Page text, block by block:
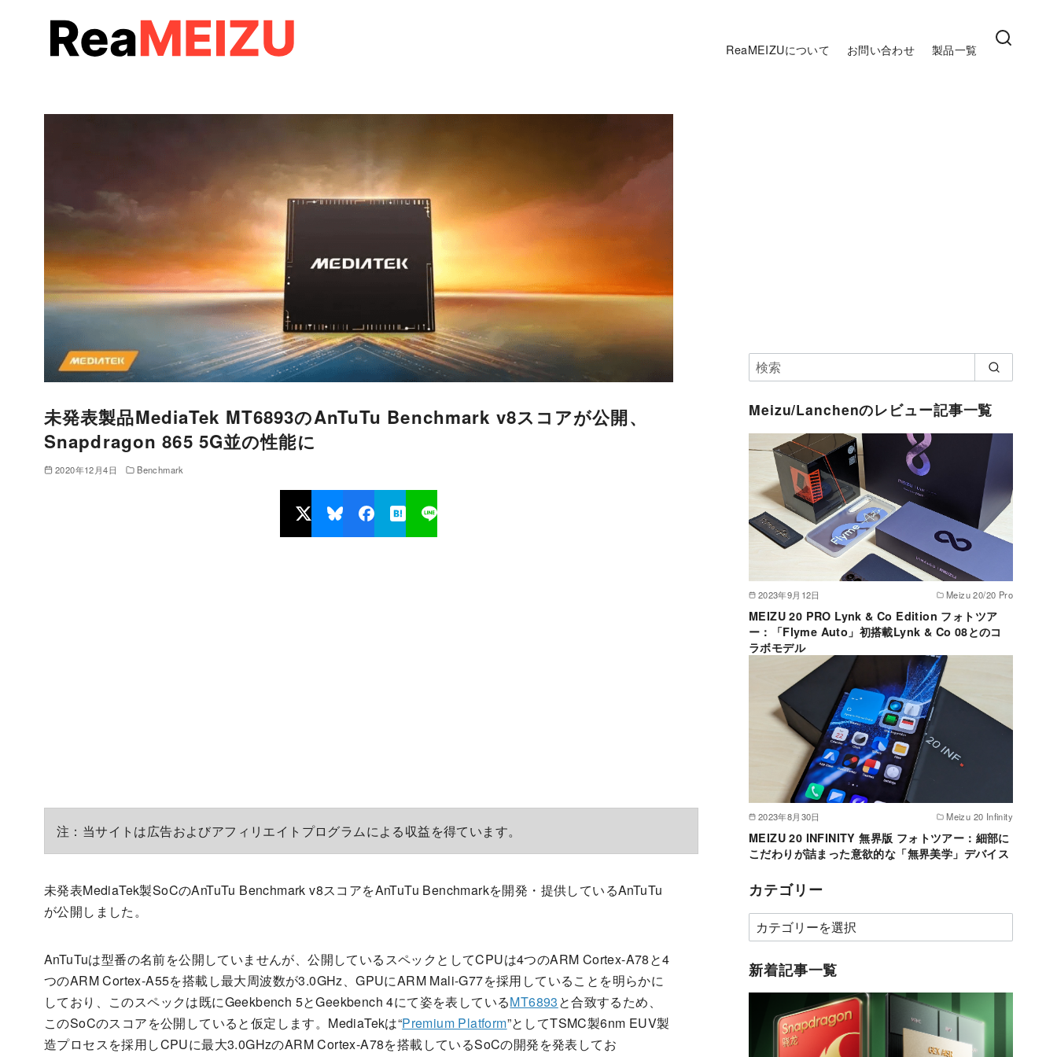
ReaMEIZUについて お問い合わせ 製品一覧
未発表製品MediaTek MT6893のAnTuTu Benchmark v8スコアが公開、
Snapdragon 865 5G並の性能に
2020年12月4日 Benchmark
注：当サイトは広告およびアフィリエイトプログラムによる収益を得ています。
未発表MediaTek製SoCのAnTuTu Benchmark v8スコアをAnTuTu Benchmarkを開発・提供しているAnTuTu
が公開しました。
AnTuTuは型番の名前を公開していませんが、公開しているスペックとしてCPUは4つのARM Cortex-A78と4
つのARM Cortex-A55を搭載し最大周波数が3.0GHz、GPUにARM Mali-G77を採用していることを明らかに
しており、このスペックは既にGeekbench 5とGeekbench 4にて姿を表しているMT6893と合致するため、
このSoCのスコアを公開していると仮定します。MediaTekは“Premium Platform”としてTSMC製6nm EUV製
造プロセスを採用しCPUに最大3.0GHzのARM Cortex-A78を搭載しているSoCの開発を発表してお
Meizu/Lanchenのレビュー記事一覧
2023年9月12日 Meizu 20/20 Pro
MEIZU 20 PRO Lynk & Co Edition フォトツア
ー：「Flyme Auto」初搭載Lynk & Co 08とのコ
ラボモデル
2023年8月30日 Meizu 20 Infinity
MEIZU 20 INFINITY 無界版 フォトツアー：細部に
こだわりが詰まった意欲的な「無界美学」デバイス
カテゴリー
カ
テ
ゴ
新着記事一覧